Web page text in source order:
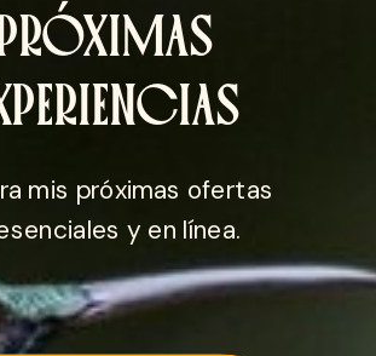
mis próximas ofertas
y en línea.